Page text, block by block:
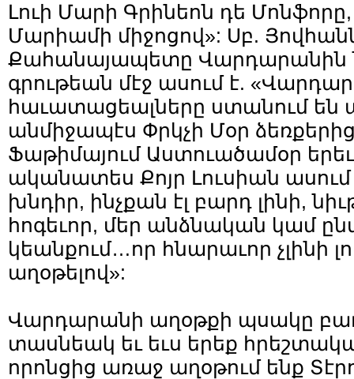
Լուի Մարի Գրինեոն դե
Մարիամի միջոցով»: Սբ.
Քահանայապետը Վարդարանին
գրութեան մէջ ասում է.
հաւատացեալները ստանում են
անմիջապէս Փրկչի Մօր
Ֆաթիմայում Աստուածամօր
ականատես Քոյր Լուսիան ասում
խնդիր, ինչքան էլ բարդ լինի,
հոգեւոր, մեր անձնական կամ
կեանքում…որ հնարաւոր չլինի
աղօթելով»:
Վարդարանի աղօթքի պսակը
տասնեակ եւ եւս երեք
որոնցից առաջ աղօթում ենք